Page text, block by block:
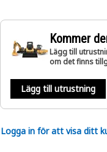
Kommer
Lägg till
om det finns
Lägg till utrustning
Logga in för att visa ditt